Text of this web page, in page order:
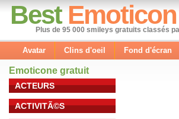
Best Emoticon
Plus de 95 000 smileys gratuits classés
Avatar Clins d'oeil Fond d'écran
Emoticone gratuit
ACTEURS
ACTIVITÃ©S